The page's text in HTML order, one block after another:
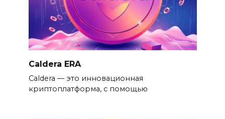
Caldera ERA
Caldera — это инновационная
криптоплатформа, с помощью